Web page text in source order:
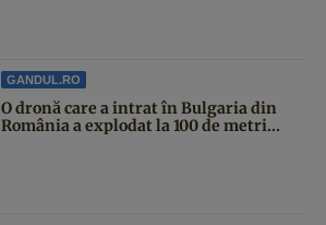
GANDUL.RO
O dronă care a intrat în Bulgaria din
România a explodat la 100 de metri...